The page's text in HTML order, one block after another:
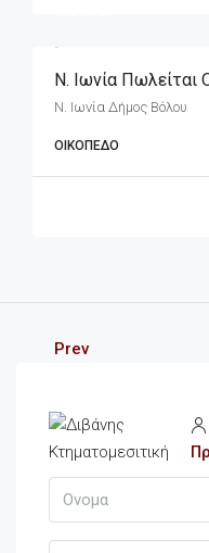
Ν. Ιωνία Πωλείται
Ν. Ιωνία Δήμος Βόλου
ΟΙΚΌΠΕΔΟ
Prev